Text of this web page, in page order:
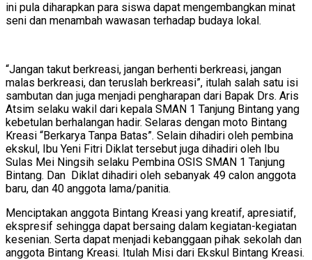
ini pula diharapkan para siswa dapat mengembangkan minat
seni dan menambah wawasan terhadap budaya lokal.
“Jangan takut berkreasi, jangan berhenti berkreasi, jangan
malas berkreasi, dan teruslah berkreasi”, itulah salah satu isi
sambutan dan juga menjadi pengharapan dari Bapak Drs. Aris
Atsim selaku wakil dari kepala SMAN 1 Tanjung Bintang yang
kebetulan berhalangan hadir. Selaras dengan moto Bintang
Kreasi “Berkarya Tanpa Batas”. Selain dihadiri oleh pembina
ekskul, Ibu Yeni Fitri Diklat tersebut juga dihadiri oleh Ibu
Sulas Mei Ningsih selaku Pembina OSIS SMAN 1 Tanjung
Bintang. Dan Diklat dihadiri oleh sebanyak 49 calon anggota
baru, dan 40 anggota lama/panitia.
Menciptakan anggota Bintang Kreasi yang kreatif, apresiatif,
ekspresif sehingga dapat bersaing dalam kegiatan-kegiatan
kesenian. Serta dapat menjadi kebanggaan pihak sekolah dan
anggota Bintang Kreasi. Itulah Misi dari Ekskul Bintang Kreasi.